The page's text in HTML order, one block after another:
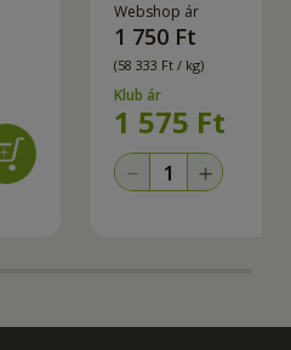
Webshop ár
1 750 Ft
(58 333 Ft / kg)
Klub ár
1 575 Ft